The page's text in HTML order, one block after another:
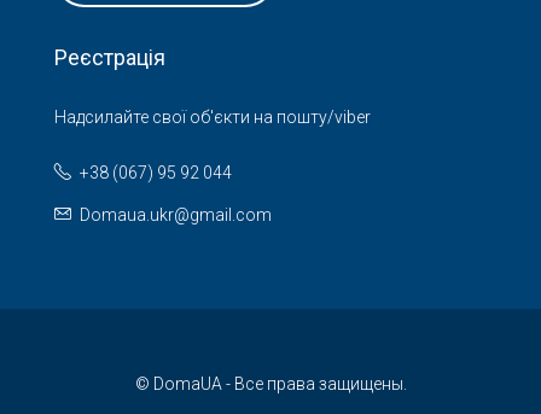
Реєстрація
Надсилайте свої об'єкти на пошту/viber
+38 (067) 95 92 044
Domaua.ukr@gmail.com
© DomaUA - Все права защищены.